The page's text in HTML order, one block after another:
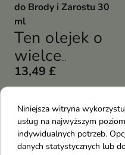
do Brody i Zarostu 30
ml
Ten olejek o
wielce
wymownej
nazwie
pielęgnuje
zarost,
nabłyszcza
13,49 £
favorite_border
Niniejsza witryna
usług na najwyższym
indywidualnych potrzeb.
danych statystycznych lub